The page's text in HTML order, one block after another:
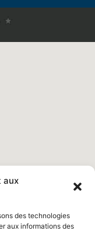
aux
des technologies
aux informations des